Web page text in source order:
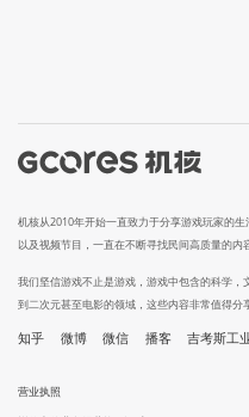
机核从2010年开始一直致力于分享游戏玩家的
以及视频节目，一直在不断寻找民间高质量的内
我们坚信游戏不止是游戏，游戏中包含的科学
到二次元甚至电影的领域，这些内容非常值得分
知乎 微博 微信 播客 吉考斯工
营业执照